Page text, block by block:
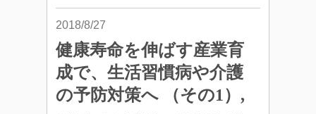
2018/8/27
健康寿命を伸ばす産業育
成で、生活習慣病や介護
の予防対策へ （その1）,